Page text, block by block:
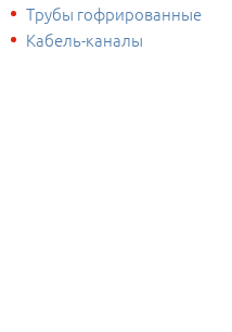
Трубы гофрированные
Кабель-каналы